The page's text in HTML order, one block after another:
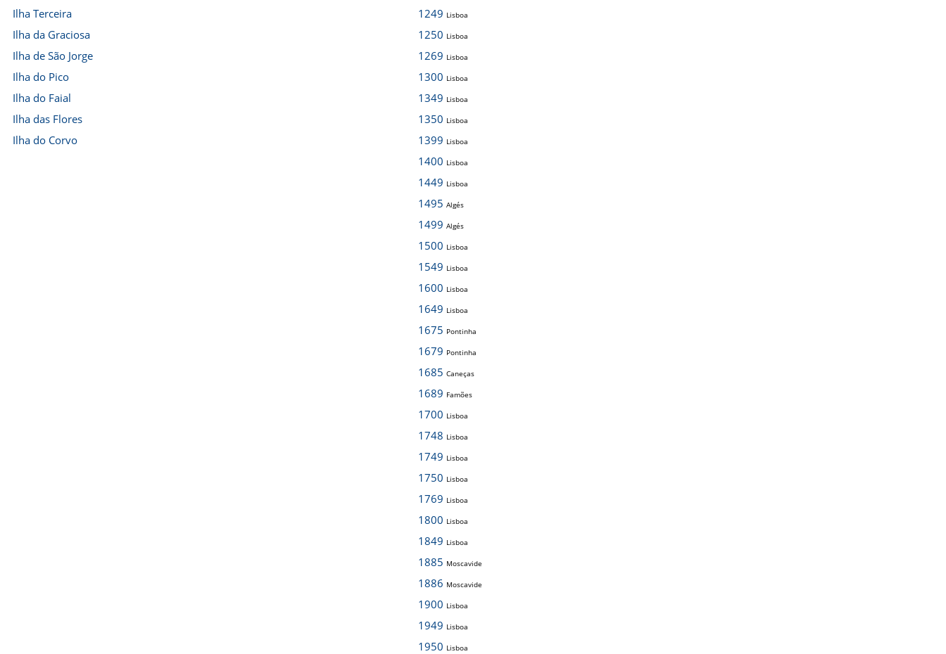
Ilha Terceira
Ilha da Graciosa
Ilha de São Jorge
Ilha do Pico
Ilha do Faial
Ilha das Flores
Ilha do Corvo
1249 Lisboa
1250 Lisboa
1269 Lisboa
1300 Lisboa
1349 Lisboa
1350 Lisboa
1399 Lisboa
1400 Lisboa
1449 Lisboa
1495 Algés
1499 Algés
1500 Lisboa
1549 Lisboa
1600 Lisboa
1649 Lisboa
1675 Pontinha
1679 Pontinha
1685 Caneças
1689 Famões
1700 Lisboa
1748 Lisboa
1749 Lisboa
1750 Lisboa
1769 Lisboa
1800 Lisboa
1849 Lisboa
1885 Moscavide
1886 Moscavide
1900 Lisboa
1949 Lisboa
1950 Lisboa